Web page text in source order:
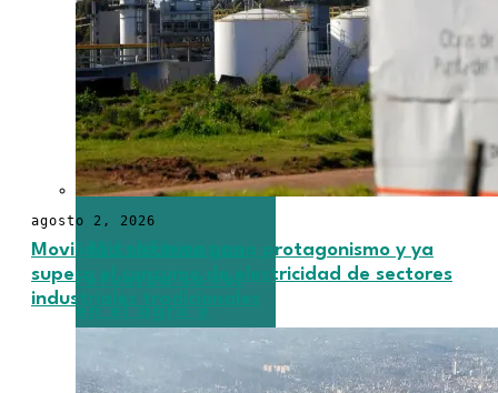
Microfinanzas
refuerza su rol
en el agro y
soluciones
agosto 2, 2026
Movilidad eléctrica gana protagonismo y ya
supera el consumo de electricidad de sectores
industriales tradicionales